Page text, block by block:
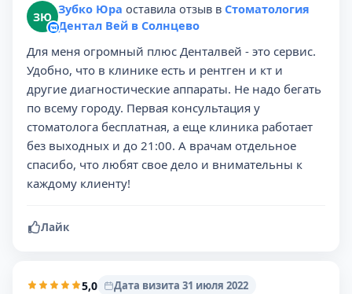
ЗЮ Зубко Юра оставила отзыв в Стоматология
Дентал Вей в Солнцево
Для меня огромный плюс Денталвей - это сервис.
Удобно, что в клинике есть и рентген и кт и
другие диагностические аппараты. Не надо бегать
по всему городу. Первая консультация у
стоматолога бесплатная, а еще клиника работает
без выходных и до 21:00. А врачам отдельное
спасибо, что любят свое дело и внимательны к
каждому клиенту!
Лайк
5,0
Дата визита 31 июля 2022